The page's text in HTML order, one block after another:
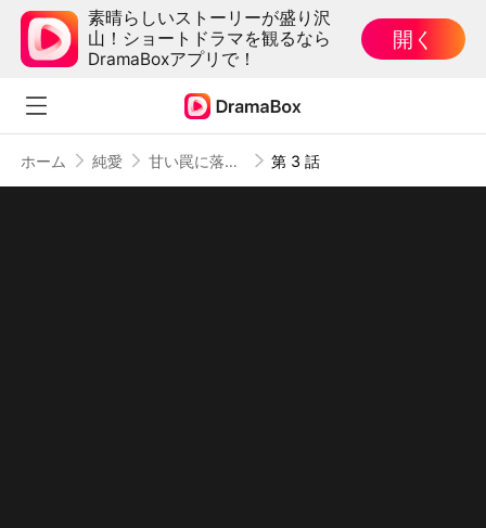
素晴らしいストーリーが盛り沢
山！ショートドラマを観るなら
DramaBoxアプリで！
開く
ホーム 純愛 甘い罠に落ちたウサギ（吹き替え） 第 3 話